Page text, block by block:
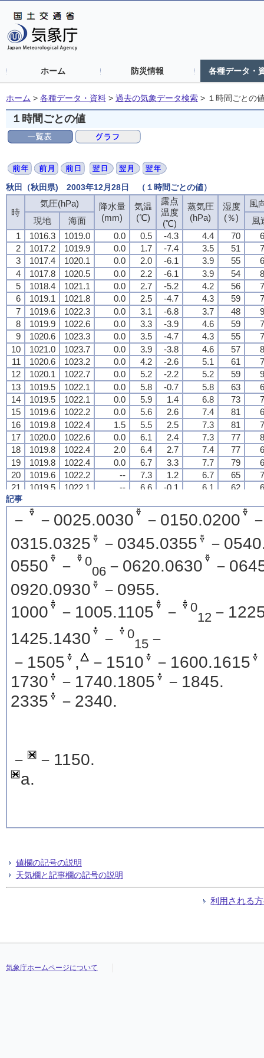
ホーム 防災情報 各種データ・
ホーム > 各種データ・資料 > 過去の気象データ検索 > １時間ごとの
１時間ごとの値
秋田（秋田県) 2003年12月28日 （１時間ごとの値）
時
気圧(hPa)
降水量
(mm)
気温
(℃)
露点
温度
(℃)
蒸気圧
(hPa)
湿度
(％)
風
現地
海面
風
1
1016.3 1019.0 0.0 0.5 -4.3 4.4 70
2
1017.2 1019.9 0.0 1.7 -7.4 3.5 51
3
1017.4 1020.1 0.0 2.0 -6.1 3.9 55
4
1017.8 1020.5 0.0 2.2 -6.1 3.9 54
5
1018.4 1021.1 0.0 2.7 -5.2 4.2 56
6
1019.1 1021.8 0.0 2.5 -4.7 4.3 59
7
1019.6 1022.3 0.0 3.1 -6.8 3.7 48
8
1019.9 1022.6 0.0 3.3 -3.9 4.6 59
9
1020.6 1023.3 0.0 3.5 -4.7 4.3 55
10
1021.0 1023.7 0.0 3.9 -3.8 4.6 57
11
1020.6 1023.2 0.0 4.2 -2.6 5.1 61
12
1020.1 1022.7 0.0 5.2 -2.2 5.2 59
13
1019.5 1022.1 0.0 5.8 -0.7 5.8 63
14
1019.5 1022.1 0.0 5.9 1.4 6.8 73
15
1019.6 1022.2 0.0 5.6 2.6 7.4 81
16
1019.8 1022.4 1.5 5.5 2.5 7.3 81
17
1020.0 1022.6 0.0 6.1 2.4 7.3 77
18
1019.8 1022.4 2.0 6.4 2.7 7.4 77
19
1019.8 1022.4 0.0 6.7 3.3 7.7 79
20
1019.6 1022.2 -- 7.3 1.2 6.7 65
21
1019.5 1022.1 -- 6.6 -0.1 6.1 62
22
1018.6 1021.2 -- 4.6 -2.5 5.1 60
1018.5 1021.1 0.0 -1.7 5.4 65
時
気圧(hPa)
降水量
(mm)
気温
(℃)
露点
温度
(℃)
蒸気圧
(hPa)
湿度
(％)
風
現地
海面
風
1
1016.3 1019.0 0.0 0.5 -4.3 4.4 70
2
1017.2 1019.9 0.0 1.7 -7.4 3.5 51
3
1017.4 1020.1 0.0 2.0 -6.1 3.9 55
4
1017.8 1020.5 0.0 2.2 -6.1 3.9 54
5
1018.4 1021.1 0.0 2.7 -5.2 4.2 56
6
1019.1 1021.8 0.0 2.5 -4.7 4.3 59
7
1019.6 1022.3 0.0 3.1 -6.8 3.7 48
8
1019.9 1022.6 0.0 3.3 -3.9 4.6 59
9
1020.6 1023.3 0.0 3.5 -4.7 4.3 55
10
1021.0 1023.7 0.0 3.9 -3.8 4.6 57
11
1020.6 1023.2 0.0 4.2 -2.6 5.1 61
12
1020.1 1022.7 0.0 5.2 -2.2 5.2 59
13
1019.5 1022.1 0.0 5.8 -0.7 5.8 63
14
1019.5 1022.1 0.0 5.9 1.4 6.8 73
15
1019.6 1022.2 0.0 5.6 2.6 7.4 81
16
1019.8 1022.4 1.5 5.5 2.5 7.3 81
17
1020.0 1022.6 0.0 6.1 2.4 7.3 77
18
1019.8 1022.4 2.0 6.4 2.7 7.4 77
19
1019.8 1022.4 0.0 6.7 3.3 7.7 79
20
1019.6 1022.2 -- 7.3 1.2 6.7 65
21
1019.5 1022.1 -- 6.6 -0.1 6.1 62
22
1018.6 1021.2 -- 4.6 -2.5 5.1 60
1018.5 1021.1 0.0 -1.7 5.4 65
時
気圧(hPa)
降水量
(mm)
気温
(℃)
露点
温度
(℃)
蒸気圧
(hPa)
湿度
(％)
風
現地
海面
風
1
1016.3 1019.0 0.0 0.5 -4.3 4.4 70
2
1017.2 1019.9 0.0 1.7 -7.4 3.5 51
3
1017.4 1020.1 0.0 2.0 -6.1 3.9 55
4
1017.8 1020.5 0.0 2.2 -6.1 3.9 54
5
1018.4 1021.1 0.0 2.7 -5.2 4.2 56
6
1019.1 1021.8 0.0 2.5 -4.7 4.3 59
7
1019.6 1022.3 0.0 3.1 -6.8 3.7 48
8
1019.9 1022.6 0.0 3.3 -3.9 4.6 59
9
1020.6 1023.3 0.0 3.5 -4.7 4.3 55
10
1021.0 1023.7 0.0 3.9 -3.8 4.6 57
11
1020.6 1023.2 0.0 4.2 -2.6 5.1 61
12
1020.1 1022.7 0.0 5.2 -2.2 5.2 59
13
1019.5 1022.1 0.0 5.8 -0.7 5.8 63
14
1019.5 1022.1 0.0 5.9 1.4 6.8 73
15
1019.6 1022.2 0.0 5.6 2.6 7.4 81
16
1019.8 1022.4 1.5 5.5 2.5 7.3 81
17
1020.0 1022.6 0.0 6.1 2.4 7.3 77
18
1019.8 1022.4 2.0 6.4 2.7 7.4 77
19
1019.8 1022.4 0.0 6.7 3.3 7.7 79
20
1019.6 1022.2 -- 7.3 1.2 6.7 65
21
1019.5 1022.1 -- 6.6 -0.1 6.1 62
22
1018.6 1021.2 -- 4.6 -2.5 5.1 60
1018.5 1021.1 0.0 -1.7 5.4 65
時
気圧(hPa)
降水量
(mm)
気温
(℃)
露点
温度
(℃)
蒸気圧
(hPa)
湿度
(％)
風
現地
海面
風
1
1016.3 1019.0 0.0 0.5 -4.3 4.4 70
2
1017.2 1019.9 0.0 1.7 -7.4 3.5 51
3
1017.4 1020.1 0.0 2.0 -6.1 3.9 55
4
1017.8 1020.5 0.0 2.2 -6.1 3.9 54
5
1018.4 1021.1 0.0 2.7 -5.2 4.2 56
6
1019.1 1021.8 0.0 2.5 -4.7 4.3 59
7
1019.6 1022.3 0.0 3.1 -6.8 3.7 48
8
1019.9 1022.6 0.0 3.3 -3.9 4.6 59
9
1020.6 1023.3 0.0 3.5 -4.7 4.3 55
10
1021.0 1023.7 0.0 3.9 -3.8 4.6 57
11
1020.6 1023.2 0.0 4.2 -2.6 5.1 61
12
1020.1 1022.7 0.0 5.2 -2.2 5.2 59
13
1019.5 1022.1 0.0 5.8 -0.7 5.8 63
14
1019.5 1022.1 0.0 5.9 1.4 6.8 73
15
1019.6 1022.2 0.0 5.6 2.6 7.4 81
16
1019.8 1022.4 1.5 5.5 2.5 7.3 81
17
1020.0 1022.6 0.0 6.1 2.4 7.3 77
18
1019.8 1022.4 2.0 6.4 2.7 7.4 77
19
1019.8 1022.4 0.0 6.7 3.3 7.7 79
20
1019.6 1022.2 -- 7.3 1.2 6.7 65
21
1019.5 1022.1 -- 6.6 -0.1 6.1 62
22
1018.6 1021.2 -- 4.6 -2.5 5.1 60
1018.5 1021.1 0.0 -1.7 5.4 65
記事
－ －0025.0030 －0150.0200
0315.0325
－0345.0355
－
0550
－ 0
06 －0620.0630
－
0920.0930
－0955.
1000
－1005.1105 － 0
12 －
1425.1430
－ 0
15 －
－1505
, －1510 －1600.1615
1730
－1740.1805
－1845.
2335
－2340.
－
－1150.
a.
値欄の記号の説明
天気欄と記事欄の記号の説明
利用される
気象庁ホームページについて